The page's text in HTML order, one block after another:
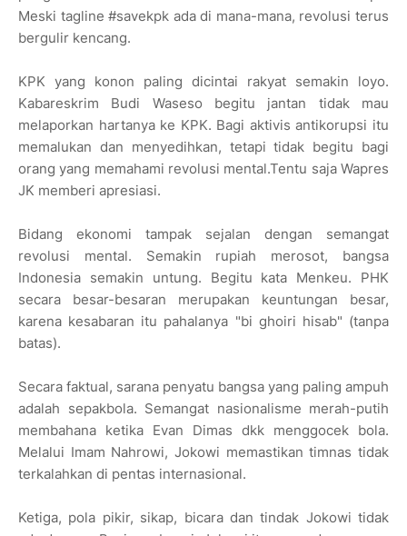
Meski tagline ‪#‎savekpk‬ ada di mana-mana, revolusi terus
bergulir kencang.
KPK yang konon paling dicintai rakyat semakin loyo.
Kabareskrim Budi Waseso begitu jantan tidak mau
melaporkan hartanya ke KPK. Bagi aktivis antikorupsi itu
memalukan dan menyedihkan, tetapi tidak begitu bagi
orang yang memahami revolusi mental.Tentu saja Wapres
JK memberi apresiasi.
Bidang ekonomi tampak sejalan dengan semangat
revolusi mental. Semakin rupiah merosot, bangsa
Indonesia semakin untung. Begitu kata Menkeu. PHK
secara besar-besaran merupakan keuntungan besar,
karena kesabaran itu pahalanya "bi ghoiri hisab" (tanpa
batas).
Secara faktual, sarana penyatu bangsa yang paling ampuh
adalah sepakbola. Semangat nasionalisme merah-putih
membahana ketika Evan Dimas dkk menggocek bola.
Melalui Imam Nahrowi, Jokowi memastikan timnas tidak
terkalahkan di pentas internasional.
Ketiga, pola pikir, sikap, bicara dan tindak Jokowi tidak